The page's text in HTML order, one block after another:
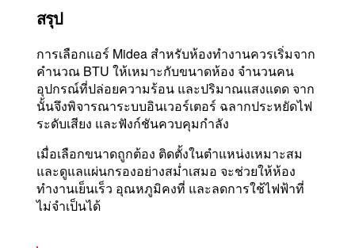
สรุป
การเลือกแอร์ Midea สำหรับห้องทำงานควรเริ่มจาก
คำนวณ BTU ให้เหมาะกับขนาดห้อง จำนวนคน
อุปกรณ์ที่ปล่อยความร้อน และปริมาณแสงแดด จาก
นั้นจึงพิจารณาระบบอินเวอร์เตอร์ ฉลากประหยัดไฟ
ระดับเสียง และฟังก์ชันควบคุมกำลัง
เมื่อเลือกขนาดถูกต้อง ติดตั้งในตำแหน่งเหมาะสม
และดูแลแผ่นกรองอย่างสม่ำเสมอ จะช่วยให้ห้อง
ทำงานเย็นเร็ว อุณหภูมิคงที่ และลดการใช้ไฟฟ้าที่
ไม่จำเป็นได้